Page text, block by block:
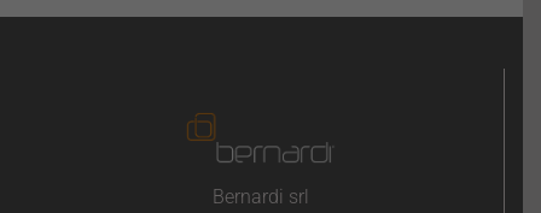
Bernardi srl